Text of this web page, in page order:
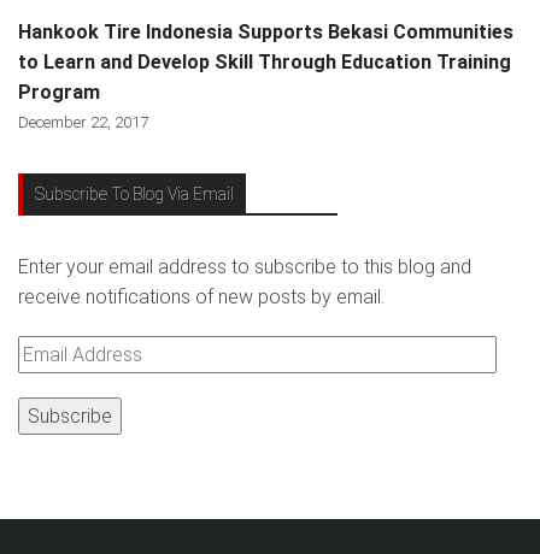
Hankook Tire Indonesia Supports Bekasi Communities
to Learn and Develop Skill Through Education Training
Program
December 22, 2017
Subscribe To Blog Via Email
Enter your email address to subscribe to this blog and
receive notifications of new posts by email.
Email